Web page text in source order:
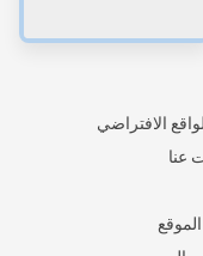
الافتراضي
عنا